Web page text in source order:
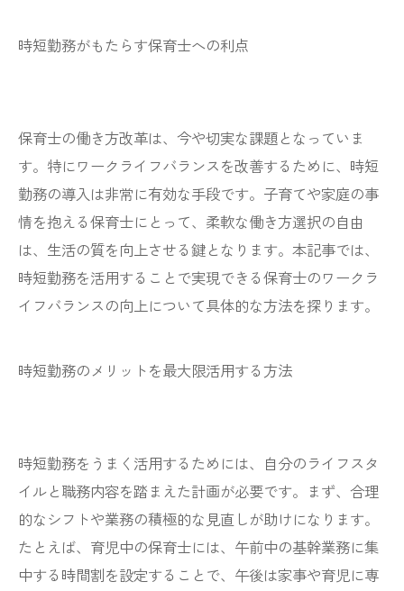
時短勤務がもたらす保育士への利点
保育士の働き方改革は、今や切実な課題となっていま
す。特にワークライフバランスを改善するために、時短
勤務の導入は非常に有効な手段です。子育てや家庭の事
情を抱える保育士にとって、柔軟な働き方選択の自由
は、生活の質を向上させる鍵となります。本記事では、
時短勤務を活用することで実現できる保育士のワークラ
イフバランスの向上について具体的な方法を探ります。
時短勤務のメリットを最大限活用する方法
時短勤務をうまく活用するためには、自分のライフスタ
イルと職務内容を踏まえた計画が必要です。まず、合理
的なシフトや業務の積極的な見直しが助けになります。
たとえば、育児中の保育士には、午前中の基幹業務に集
中する時間割を設定することで、午後は家事や育児に専